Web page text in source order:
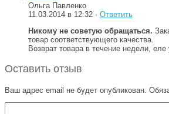
Ольга Павленко
11.03.2014 в 12:32 · Ответить
Никому не советую обращаться.
товар соответствующего качества.
Возврат товара в течение недели,
Оставить отзыв
Ваш адрес email не будет опубликован.